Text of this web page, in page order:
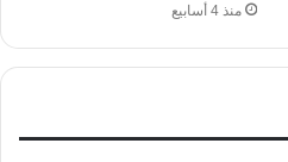
منذ 4 أسابيع